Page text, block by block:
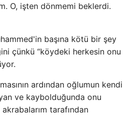
O, işten dönmemi beklerdi.
başına kötü bir şey
çünkü “köydeki herkesin onu
ardından oğlumun kendi
ve kaybolduğunda onu
tarafından